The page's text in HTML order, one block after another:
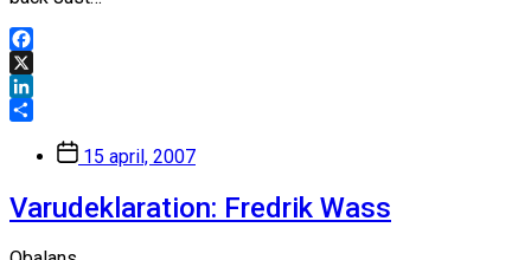
Facebook
X
LinkedIn
Inläggsdatum
15 april, 2007
Varudeklaration: Fredrik Wass